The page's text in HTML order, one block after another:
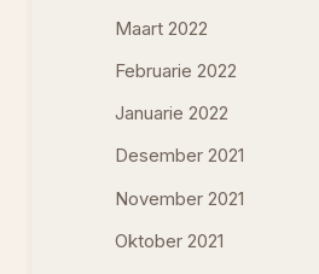
Maart 2022
Februarie 2022
Januarie 2022
Desember 2021
November 2021
Oktober 2021